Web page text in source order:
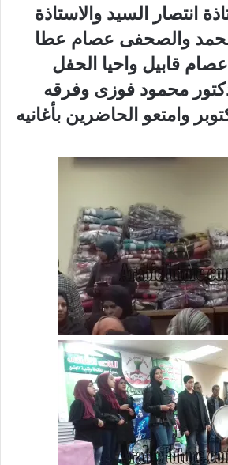
انتصار السيد والاستاذة
والصحفى عصام عطا
عصام قابيل واحيا الحفل
محمود فوزى وفرقه
نادى 6 اكتوبر وامتعو الحاضرين بأغانيه